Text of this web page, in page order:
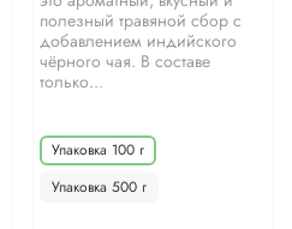
полезный травяной сбор с
добавлением индийского
чёрного чая. В составе
только...
Упаковка 100 г
Упаковка 500 г